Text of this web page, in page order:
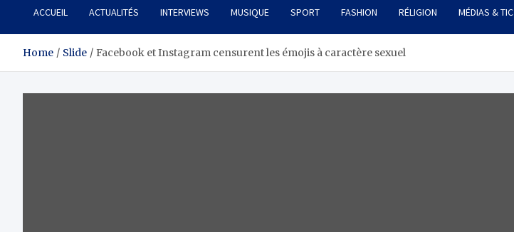
ACCUEIL ACTUALITÉS INTERVIEWS MUSIQUE SPORT FASHION RÉLIGION MÉDIAS & TIC
Home Slide Facebook et Instagram censurent les émojis à caractère sexuel